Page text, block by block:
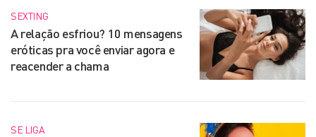
SEXTING
A relação esfriou? 10 mensagens
eróticas pra você enviar agora e
reacender a chama
SE LIGA